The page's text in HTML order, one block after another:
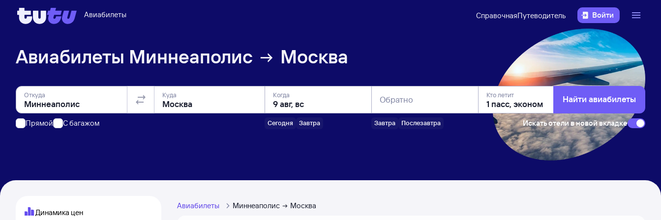
Авиабилеты СправочнаяПутеводитель Войти
Авиабилеты Миннеаполис Москва
Откуда
Прямой C багажом
Куда Когда
Сегодня Завтра
Обратно
Завтра Послезавтра
Кто летит Найти авиабилеты
Искать отели в новой вкладке
Динамика цен
Авиабилеты Миннеаполис Москва